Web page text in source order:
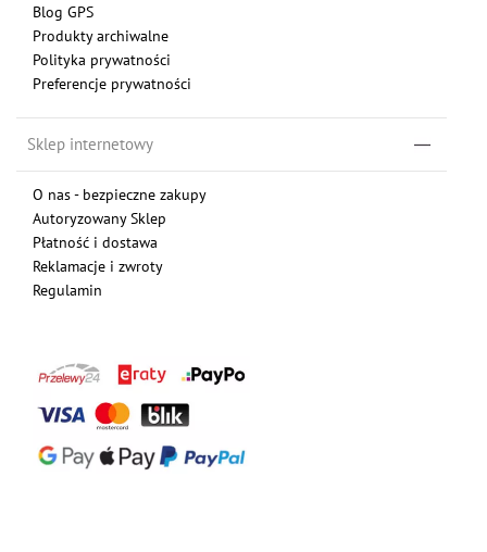
Blog GPS
Produkty archiwalne
Polityka prywatności
Preferencje prywatności
Sklep internetowy
O nas - bezpieczne zakupy
Autoryzowany Sklep
Płatność i dostawa
Reklamacje i zwroty
Regulamin